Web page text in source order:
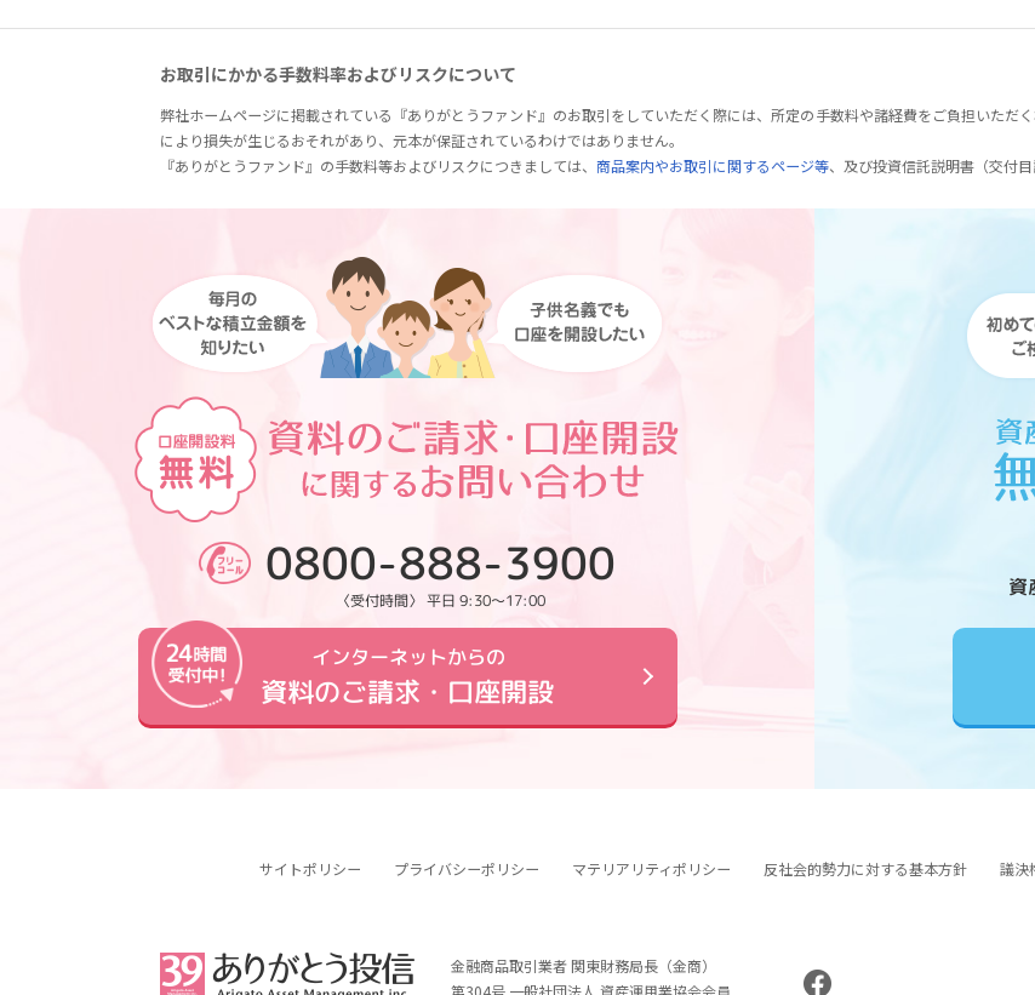
お取引にかかる手数料率およびリスクについて
弊社ホームページに掲載されている『ありがとうファンド』のお取引をしていただく際には、所定の手数料や諸経費をご負担いただ
により損失が生じるおそれがあり、元本が保証されているわけではありません。
『ありがとうファンド』の手数料等およびリスクにつきましては、 商品案内やお取引に関するページ等、及び投資信託説明書（交付
0800-888-3900
〈受付時間〉 平日 9:30～17:00
インターネットからの
資料のご請求・口座開設
資
サイトポリシー プライバシーポリシー マテリアリティポリシー 反社会的勢力に対する基本方針 議決
金融商品取引業者 関東財務局長（金商）
第304号 一般社団法人 資産運用業協会会員